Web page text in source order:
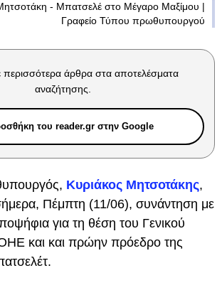
- Μπατσελέ στο Μέγαρο Μαξίμου |
Γραφείο Τύπου πρωθυπουργού
περισσότερα άρθρα στα αποτελέσματα
αναζήτησης.
του reader.gr στην Google
Κυριάκος Μητσοτάκης,
Πέμπτη (11/06), συνάντηση με
για τη θέση του Γενικού
και και πρώην πρόεδρο της